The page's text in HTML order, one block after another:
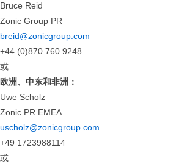
Bruce Reid
Zonic Group PR
breid@zonicgroup.com
+44 (0)870 760 9248
或
欧洲、中东和非洲 ：
Uwe Scholz
Zonic PR EMEA
uscholz@zonicgroup.com
+49 1723988114
或